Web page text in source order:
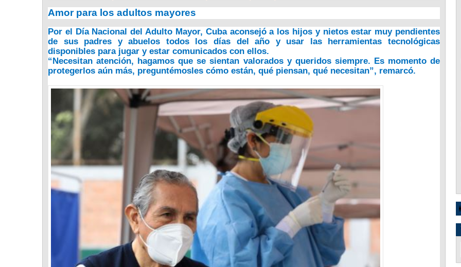
Amor para los adultos mayores
Por el Día Nacional del Adulto Mayor, Cuba aconsejó a los hijos y nietos estar muy pendientes
de sus padres y abuelos todos los días del año y usar las herramientas tecnológicas
disponibles para jugar y estar comunicados con ellos.
“Necesitan atención, hagamos que se sientan valorados y queridos siempre. Es momento de
protegerlos aún más, preguntémosles cómo están, qué piensan, qué necesitan”, remarcó.